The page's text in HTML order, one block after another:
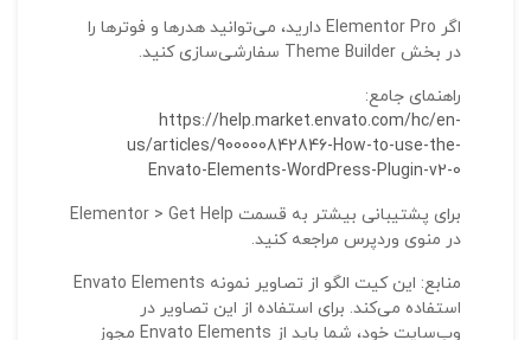
اگر Elementor Pro دارید، می‌توانید هدرها و فوترها را
در بخش Theme Builder سفارشی‌سازی کنید.
راهنمای جامع:
https://help.market.envato.com/hc/en-
us/articles/900000842846-How-to-use-the-
Envato-Elements-WordPress-Plugin-v2-0
برای پشتیبانی بیشتر به قسمت Elementor > Get Help
در منوی وردپرس مراجعه کنید.
منابع: این کیت الگو از تصاویر نمونه Envato Elements
استفاده می‌کند. برای استفاده از این تصاویر در
وب‌سایت خود، شما باید از Envato Elements مجوز